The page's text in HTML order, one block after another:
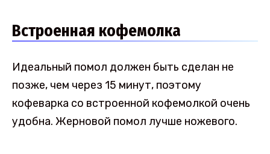
Встроенная кофемолка
Идеальный помол должен быть сделан не
позже, чем через 15 минут, поэтому
кофеварка со встроенной кофемолкой очень
удобна. Жерновой помол лучше ножевого.